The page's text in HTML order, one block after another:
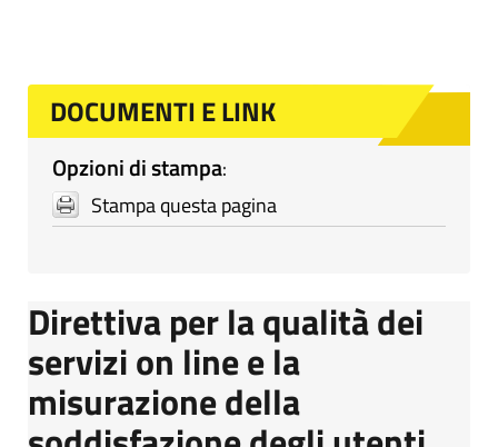
DOCUMENTI E LINK
Opzioni di stampa:
Stampa questa pagina
Direttiva per la qualità dei
servizi on line e la
misurazione della